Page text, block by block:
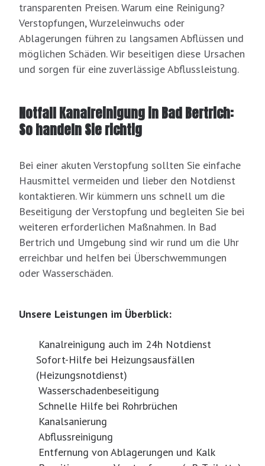
transparenten Preisen. Warum eine Reinigung?
Verstopfungen, Wurzeleinwuchs oder
Ablagerungen führen zu langsamen Abflüssen und
möglichen Schäden. Wir beseitigen diese Ursachen
und sorgen für eine zuverlässige Abflussleistung.
Notfall Kanalreinigung in Bad Bertrich:
So handeln Sie richtig
Bei einer akuten Verstopfung sollten Sie einfache
Hausmittel vermeiden und lieber den Notdienst
kontaktieren. Wir kümmern uns schnell um die
Beseitigung der Verstopfung und begleiten Sie bei
weiteren erforderlichen Maßnahmen. In Bad
Bertrich und Umgebung sind wir rund um die Uhr
erreichbar und helfen bei Überschwemmungen
oder Wasserschäden.
Unsere Leistungen im Überblick:
Kanalreinigung auch im 24h Notdienst
Sofort-Hilfe bei Heizungsausfällen
(Heizungsnotdienst)
Wasserschadenbeseitigung
Schnelle Hilfe bei Rohrbrüchen
Kanalsanierung
Abflussreinigung
Entfernung von Ablagerungen und Kalk